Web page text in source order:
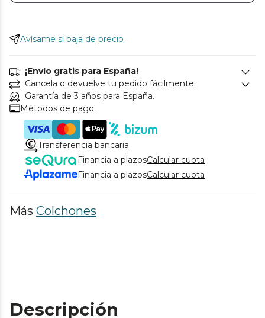
Avísame si baja de precio
¡Envío gratis para España!
Cancela o devuelve tu pedido fácilmente.
Garantía de 3 años para España.
Métodos de pago.
Transferencia bancaria
Financia a plazosCalcular cuota
Financia a plazosCalcular cuota
Más Colchones
Descripción